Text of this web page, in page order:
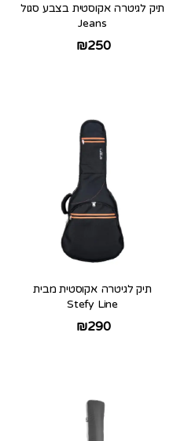
תיק לגיטרה אקוסטית בצבע סגול
Jeans
₪250
תיק לגיטרה אקוסטית מבית
Stefy Line
₪290